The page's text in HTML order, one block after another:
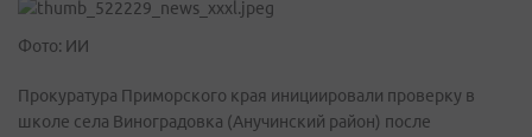
Фото: ИИ
Прокуратура Приморского края инициировали проверку в
школе села Виноградовка (Анучинский район) после